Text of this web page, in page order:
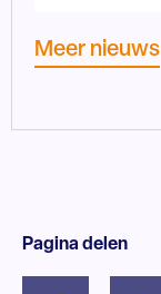
Meer nieuws
Pagina delen